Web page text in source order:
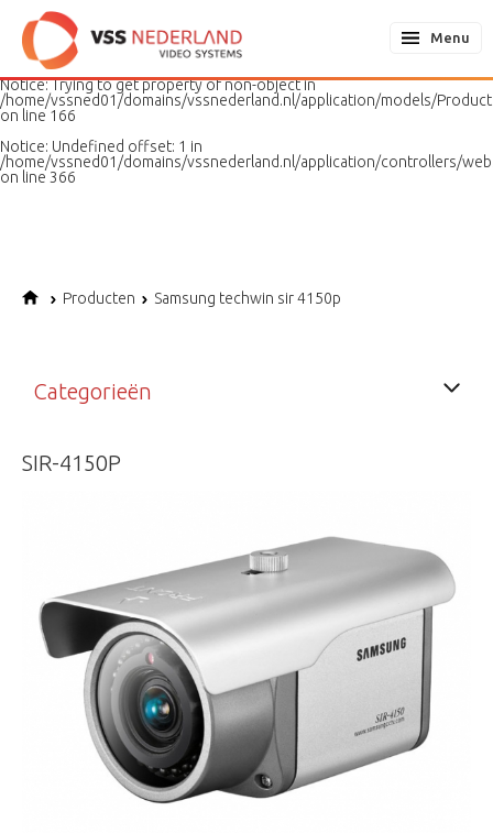
Notice: Undefined variable: page in
/home/vssned01/domains/vssnederland.nl/application/models/
on line
187
Notice: Trying to get property of non-object in
/home/vssned01/domains/vssnederland.nl/application/models/
on line 166
Notice: Undefined offset: 1 in
/home/vssned01/domains/vssnederland.nl/application/controllers/
on line 366
Menu
Producten Samsung techwin sir 4150p
Categorieën
SIR-4150P